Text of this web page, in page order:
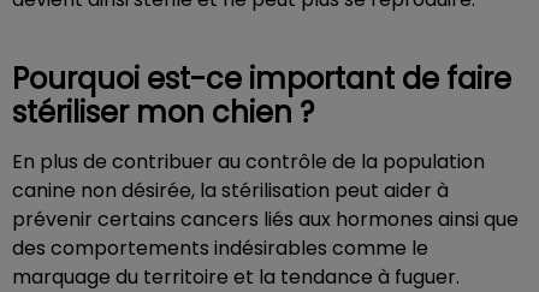
Pourquoi est-ce important de faire
stériliser mon chien ?
En plus de contribuer au contrôle de la population
canine non désirée, la stérilisation peut aider à
prévenir certains cancers liés aux hormones ainsi que
des comportements indésirables comme le
marquage du territoire et la tendance à fuguer.